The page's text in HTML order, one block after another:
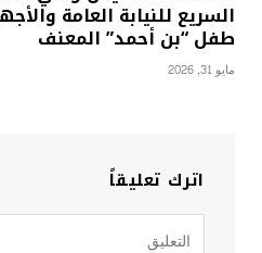
السريع للنيابة العامة
طفل “بن أحمد” المعنف
مايو 31, 2026
اترك تعليقاً